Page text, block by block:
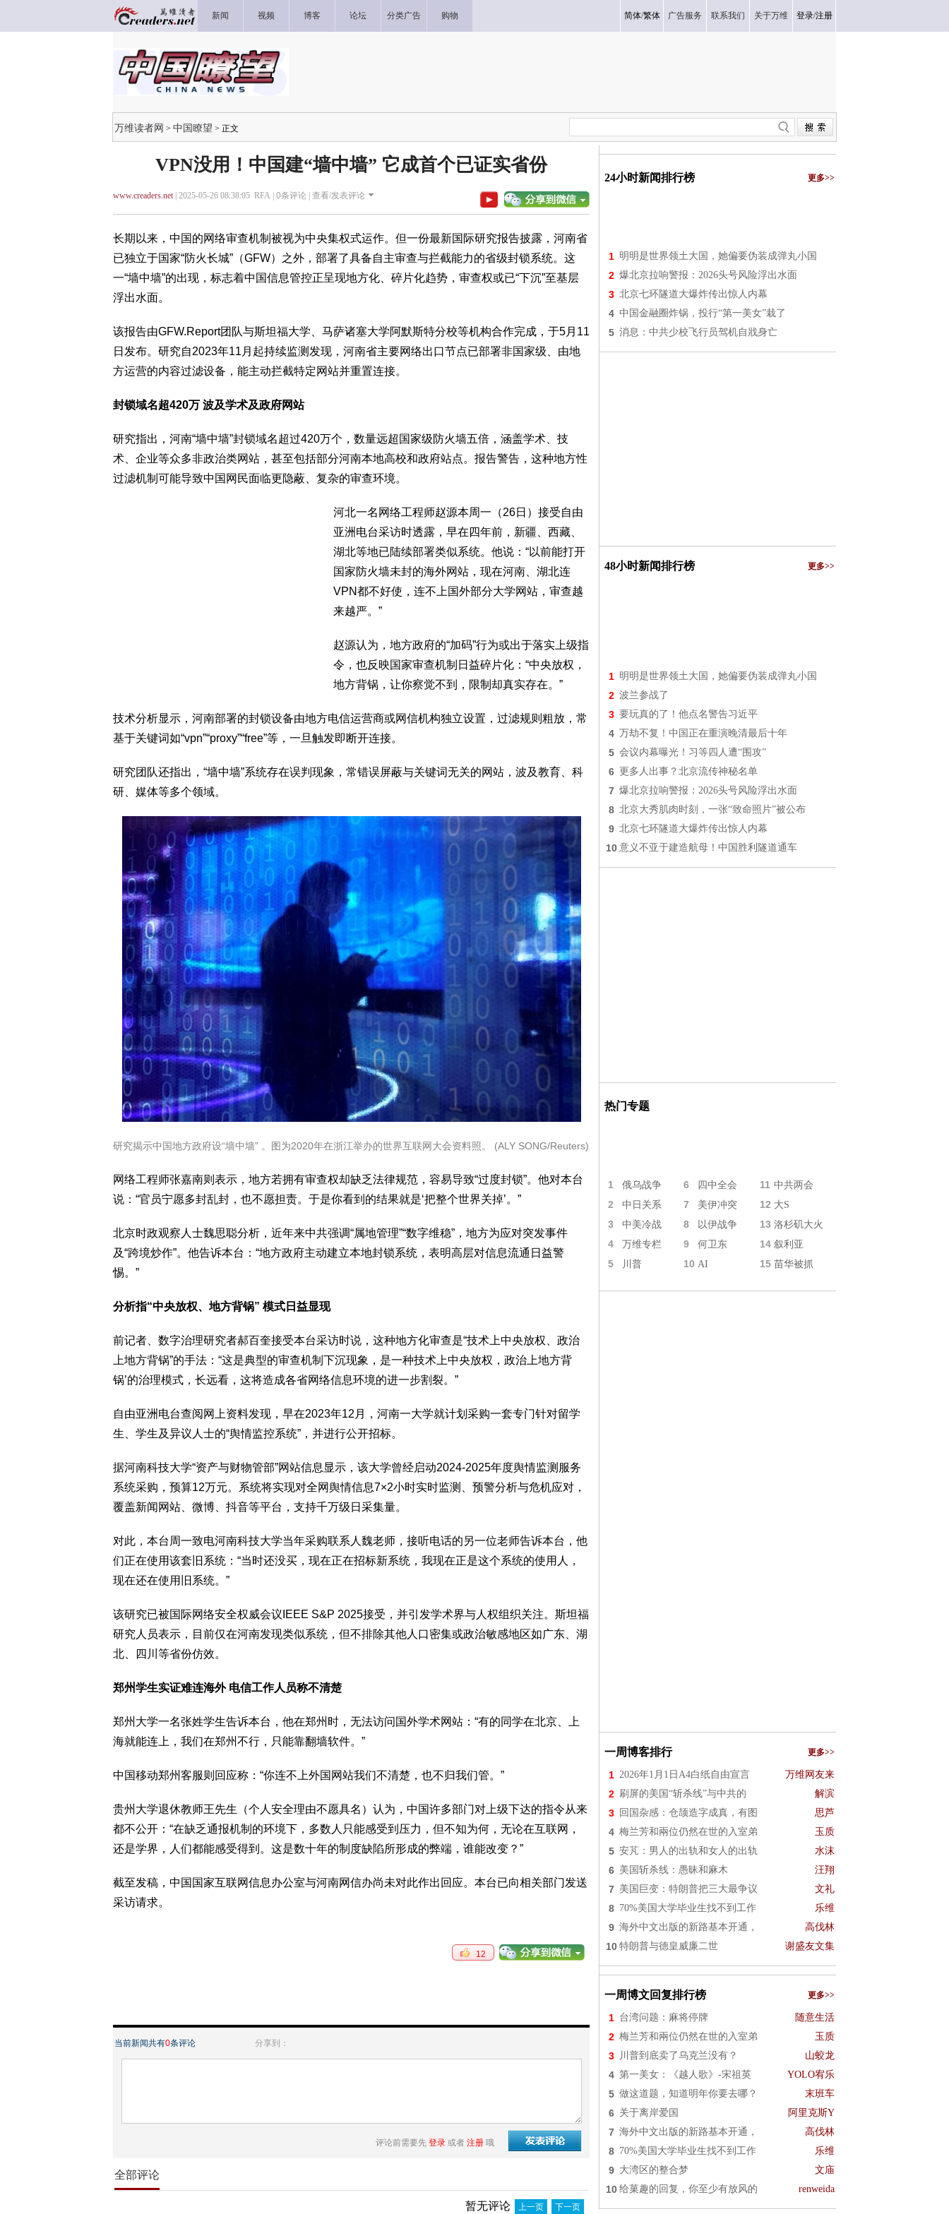
新闻 视频 博客 论坛 分类广告 购物 简体/繁体 广告服务 联系我们 关于万维 登录/注册
万维读者网 > 中国瞭望 > 正文
VPN没用！中国建“墙中墙” 它成首个已证实省份
www.creaders.net| 2025-05-26 08:38:05 RFA | 0条评论 | 查看/发表评论
长期以来，中国的网络审查机制被视为中央集权式运作。但一份最新国际研究报告披露，河南省
已独立于国家“防火长城”（GFW）之外，部署了具备自主审查与拦截能力的省级封锁系统。这
一“墙中墙”的出现，标志着中国信息管控正呈现地方化、碎片化趋势，审查权或已“下沉”至基层
浮出水面。
该报告由GFW.Report团队与斯坦福大学、马萨诸塞大学阿默斯特分校等机构合作完成，于5月11
日发布。研究自2023年11月起持续监测发现，河南省主要网络出口节点已部署非国家级、由地
方运营的内容过滤设备，能主动拦截特定网站并重置连接。
封锁域名超420万 波及学术及政府网站
研究指出，河南“墙中墙”封锁域名超过420万个，数量远超国家级防火墙五倍，涵盖学术、技
术、企业等众多非政治类网站，甚至包括部分河南本地高校和政府站点。报告警告，这种地方性
过滤机制可能导致中国网民面临更隐蔽、复杂的审查环境。
河北一名网络工程师赵源本周一（26日）接受自由
亚洲电台采访时透露，早在四年前，新疆、西藏、
湖北等地已陆续部署类似系统。他说：“以前能打开
国家防火墙未封的海外网站，现在河南、湖北连
VPN都不好使，连不上国外部分大学网站，审查越
来越严。”
赵源认为，地方政府的“加码”行为或出于落实上级指
令，也反映国家审查机制日益碎片化：“中央放权，
地方背锅，让你察觉不到，限制却真实存在。”
技术分析显示，河南部署的封锁设备由地方电信运营商或网信机构独立设置，过滤规则粗放，常
基于关键词如“vpn”“proxy”“free”等，一旦触发即断开连接。
研究团队还指出，“墙中墙”系统存在误判现象，常错误屏蔽与关键词无关的网站，波及教育、科
研、媒体等多个领域。
研究揭示中国地方政府设“墙中墙” 。图为2020年在浙江举办的世界互联网大会资料照。 (ALY SONG/Reuters)
网络工程师张嘉南则表示，地方若拥有审查权却缺乏法律规范，容易导致“过度封锁”。他对本台
说：“官员宁愿多封乱封，也不愿担责。于是你看到的结果就是‘把整个世界关掉’。”
北京时政观察人士魏思聪分析，近年来中共强调“属地管理”“数字维稳”，地方为应对突发事件
及“跨境炒作”。他告诉本台：“地方政府主动建立本地封锁系统，表明高层对信息流通日益警
惕。”
分析指“中央放权、地方背锅” 模式日益显现
前记者、数字治理研究者郝百奎接受本台采访时说，这种地方化审查是“技术上中央放权、政治
上地方背锅”的手法：“这是典型的审查机制下沉现象，是一种技术上中央放权，政治上地方背
锅’的治理模式，长远看，这将造成各省网络信息环境的进一步割裂。”
自由亚洲电台查阅网上资料发现，早在2023年12月，河南一大学就计划采购一套专门针对留学
生、学生及异议人士的“舆情监控系统”，并进行公开招标。
据河南科技大学“资产与财物管部”网站信息显示，该大学曾经启动2024-2025年度舆情监测服务
系统采购，预算12万元。系统将实现对全网舆情信息7×2小时实时监测、预警分析与危机应对，
覆盖新闻网站、微博、抖音等平台，支持千万级日采集量。
对此，本台周一致电河南科技大学当年采购联系人魏老师，接听电话的另一位老师告诉本台，他
们正在使用该套旧系统：“当时还没买，现在正在招标新系统，我现在正是这个系统的使用人，
现在还在使用旧系统。”
该研究已被国际网络安全权威会议IEEE S&P 2025接受，并引发学术界与人权组织关注。斯坦福
研究人员表示，目前仅在河南发现类似系统，但不排除其他人口密集或政治敏感地区如广东、湖
北、四川等省份仿效。
郑州学生实证难连海外 电信工作人员称不清楚
郑州大学一名张姓学生告诉本台，他在郑州时，无法访问国外学术网站：“有的同学在北京、上
海就能连上，我们在郑州不行，只能靠翻墙软件。”
中国移动郑州客服则回应称：“你连不上外国网站我们不清楚，也不归我们管。”
贵州大学退休教师王先生（个人安全理由不愿具名）认为，中国许多部门对上级下达的指令从来
都不公开：“在缺乏通报机制的环境下，多数人只能感受到压力，但不知为何，无论在互联网，
还是学界，人们都能感受得到。这是数十年的制度缺陷所形成的弊端，谁能改变？”
截至发稿，中国国家互联网信息办公室与河南网信办尚未对此作出回应。本台已向相关部门发送
采访请求。
12
当前新闻共有0条评论 分享到：
评论前需要先 登录 或者 注册 哦
全部评论
暂无评论 上一页 下一页
24小时新闻排行榜 更多>>
1 明明是世界领土大国，她偏要伪装成弹丸小国
2 爆北京拉响警报：2026头号风险浮出水面
3 北京七环隧道大爆炸传出惊人内幕
4 中国金融圈炸锅，投行“第一美女”栽了
5 消息：中共少校飞行员驾机自戕身亡
48小时新闻排行榜 更多>>
1 明明是世界领土大国，她偏要伪装成弹丸小国
2 波兰参战了
3 要玩真的了！他点名警告习近平
4 万劫不复！中国正在重演晚清最后十年
5 会议内幕曝光！习等四人遭“围攻”
6 更多人出事？北京流传神秘名单
7 爆北京拉响警报：2026头号风险浮出水面
8 北京大秀肌肉时刻，一张“致命照片”被公布
9 北京七环隧道大爆炸传出惊人内幕
10 意义不亚于建造航母！中国胜利隧道通车
热门专题
1 俄乌战争 6 四中全会 11 中共两会
2 中日关系 7 美伊冲突 12 大S
3 中美冷战 8 以伊战争 13 洛杉矶大火
4 万维专栏 9 何卫东 14 叙利亚
5 川普 10 AI 15 苗华被抓
一周博客排行 更多>>
1 2026年1月1日A4白纸自由宣言 万维网友来
2 刷屏的美国“斩杀线”与中共的 解滨
3 回国杂感：仓颉造字成真，有图 思芦
4 梅兰芳和兩位仍然在世的入室弟 玉质
5 安芃：男人的出轨和女人的出轨 水沫
6 美国斩杀线：愚昧和麻木 汪翔
7 美国巨变：特朗普把三大最争议 文礼
8 70%美国大学毕业生找不到工作 乐维
9 海外中文出版的新路基本开通， 高伐林
10 特朗普与德皇威廉二世 谢盛友文集
一周博文回复排行榜 更多>>
1 台湾问题：麻将停牌 随意生活
2 梅兰芳和兩位仍然在世的入室弟 玉质
3 川普到底卖了乌克兰没有？ 山蛟龙
4 第一美女：《越人歌》-宋祖英 YOLO宥乐
5 做这道题，知道明年你要去哪？ 末班车
6 关于离岸爱国 阿里克斯Y
7 海外中文出版的新路基本开通， 高伐林
8 70%美国大学毕业生找不到工作 乐维
9 大湾区的整合梦 文庙
10 给菓趣的回复，你至少有放风的 renweida